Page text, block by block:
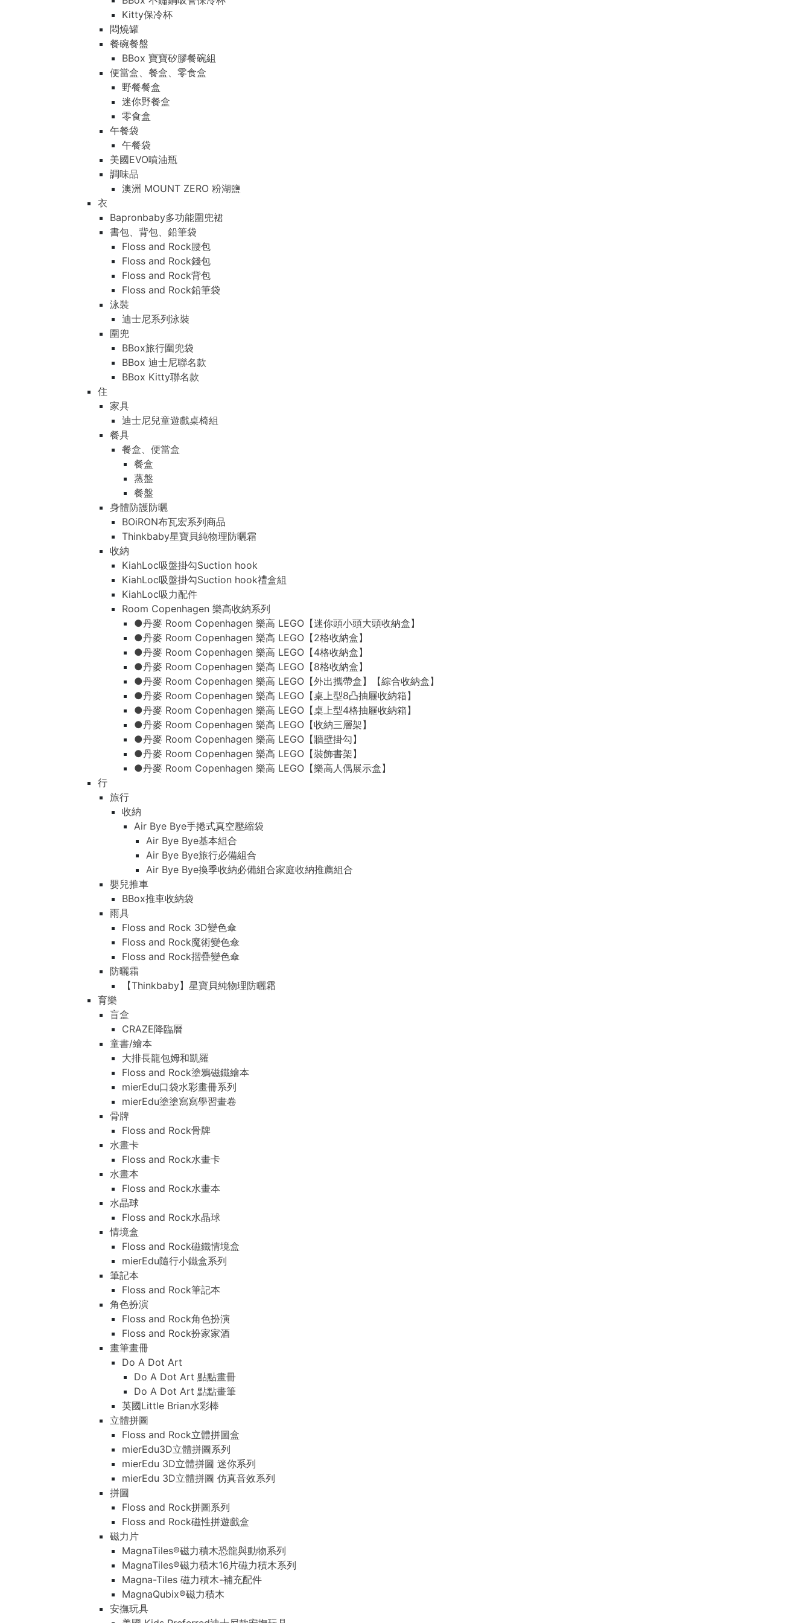
Kitty保冷杯
悶燒罐
餐碗餐盤
BBox 寶寶矽膠餐碗組
便當盒、餐盒、零食盒
野餐餐盒
迷你野餐盒
零食盒
午餐袋
午餐袋
美國EVO噴油瓶
調味品
澳洲 MOUNT ZERO 粉湖鹽
衣
Bapronbaby多功能圍兜裙
書包、背包、鉛筆袋
Floss and Rock腰包
Floss and Rock錢包
Floss and Rock背包
Floss and Rock鉛筆袋
泳裝
迪士尼系列泳裝
圍兜
BBox旅行圍兜袋
BBox 迪士尼聯名款
BBox Kitty聯名款
住
家具
迪士尼兒童遊戲桌椅組
餐具
餐盒、便當盒
餐盒
蒸盤
餐盤
身體防護防曬
BOiRON布瓦宏系列商品
Thinkbaby星寶貝純物理防曬霜
收納
KiahLoc吸盤掛勾Suction hook
KiahLoc吸盤掛勾Suction hook禮盒組
KiahLoc吸力配件
Room Copenhagen 樂高收納系列
●丹麥 Room Copenhagen 樂高 LEGO【迷你頭小頭大頭收納盒】
●丹麥 Room Copenhagen 樂高 LEGO【2格收納盒】
●丹麥 Room Copenhagen 樂高 LEGO【4格收納盒】
●丹麥 Room Copenhagen 樂高 LEGO【8格收納盒】
●丹麥 Room Copenhagen 樂高 LEGO【外出攜帶盒】【綜合收納盒】
●丹麥 Room Copenhagen 樂高 LEGO【桌上型8凸抽屜收納箱】
●丹麥 Room Copenhagen 樂高 LEGO【桌上型4格抽屜收納箱】
●丹麥 Room Copenhagen 樂高 LEGO【收納三層架】
●丹麥 Room Copenhagen 樂高 LEGO【牆壁掛勾】
●丹麥 Room Copenhagen 樂高 LEGO【裝飾書架】
●丹麥 Room Copenhagen 樂高 LEGO【樂高人偶展示盒】
行
旅行
收納
Air Bye Bye手捲式真空壓縮袋
Air Bye Bye基本組合
Air Bye Bye旅行必備組合
Air Bye Bye換季收納必備組合家庭收納推薦組合
嬰兒推車
BBox推車收納袋
雨具
Floss and Rock 3D變色傘
Floss and Rock魔術變色傘
Floss and Rock摺疊變色傘
防曬霜
【Thinkbaby】星寶貝純物理防曬霜
育樂
盲盒
CRAZE降臨曆
童書/繪本
大排長龍包姆和凱羅
Floss and Rock塗鴉磁鐵繪本
mierEdu口袋水彩畫冊系列
mierEdu塗塗寫寫學習畫卷
骨牌
Floss and Rock骨牌
水畫卡
Floss and Rock水畫卡
水畫本
Floss and Rock水畫本
水晶球
Floss and Rock水晶球
情境盒
Floss and Rock磁鐵情境盒
mierEdu隨行小鐵盒系列
筆記本
Floss and Rock筆記本
角色扮演
Floss and Rock角色扮演
Floss and Rock扮家家酒
畫筆畫冊
Do A Dot Art
Do A Dot Art 點點畫冊
Do A Dot Art 點點畫筆
英國Little Brian水彩棒
立體拼圖
Floss and Rock立體拼圖盒
mierEdu3D立體拼圖系列
mierEdu 3D立體拼圖 迷你系列
mierEdu 3D立體拼圖 仿真音效系列
拼圖
Floss and Rock拼圖系列
Floss and Rock磁性拼遊戲盒
磁力片
MagnaTiles®磁力積木恐龍與動物系列
MagnaTiles®磁力積木16片磁力積木系列
Magna-Tiles 磁力積木-補充配件
MagnaQubix®磁力積木
安撫玩具